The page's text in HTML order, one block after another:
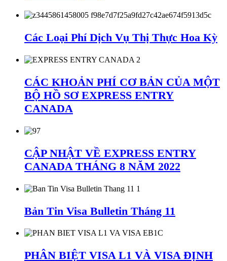
Các Loại Phí Dịch Vụ Thị Thực Hoa Kỳ
CÁC KHOẢN PHÍ CƠ BẢN CỦA MỘT
BỘ HỒ SƠ EXPRESS ENTRY
CANADA
CẬP NHẬT VỀ EXPRESS ENTRY
CANADA THÁNG 8 NĂM 2022
Bản Tin Visa Bulletin Tháng 11
PHÂN BIỆT VISA L1 VÀ VISA ĐỊNH